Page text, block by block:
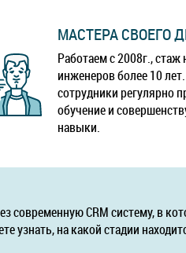
МАСТЕРА СВОЕГО
Работаем с 2008г., стаж
инженеров более 10
сотрудники регулярно
обучение и
навыки.
современную CRM систему, в
узнать, на какой стадии